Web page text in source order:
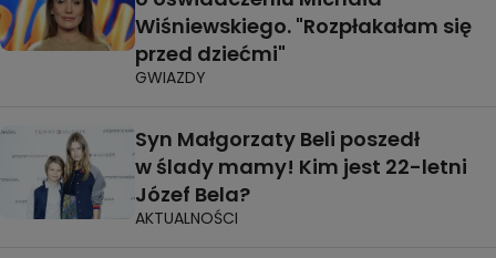
Wiśniewskiego. "Rozpłakałam się
przed dziećmi"
GWIAZDY
Syn Małgorzaty Beli poszedł
w ślady mamy! Kim jest 22-letni
Józef Bela?
AKTUALNOŚCI